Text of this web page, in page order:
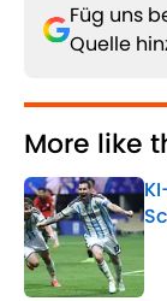
Füg uns
Quelle
More like